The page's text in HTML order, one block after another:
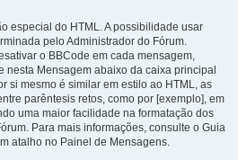
especial do HTML. A possibilidade usar
pelo Administrador do Fórum.
o BBCode em cada mensagem,
nesta Mensagem abaixo da caixa principal
si mesmo é similar em estilo ao HTML, as
parêntesis retos, como por [exemplo], em
uma maior facilidade na formatação dos
Para mais informações, consulte o Guia
atalho no Painel de Mensagens.